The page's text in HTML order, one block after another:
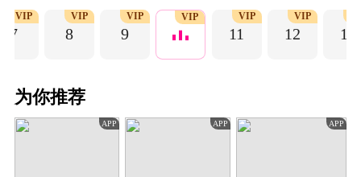
自身幼年在这个特殊“家庭”得到的关爱，身体力
行地反哺于社会，以建造福利院大楼为目标，踏
路上，找到了生活的真谛，迎来了人生的蜕变。
7
VIP
8
VIP
9
VIP VIP
11
VIP
12
VIP
13
为你推荐
APP APP APP